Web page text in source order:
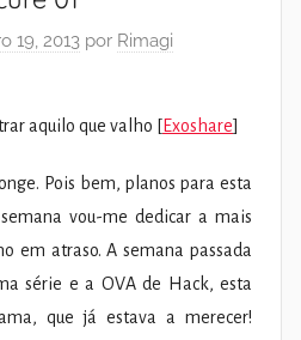
19, 2013 por Rimagi
aquilo que valho [Exoshare]
Pois bem, planos para esta
vou-me dedicar a mais
em atraso. A semana passada
série e a OVA de Hack, esta
que já estava a merecer!